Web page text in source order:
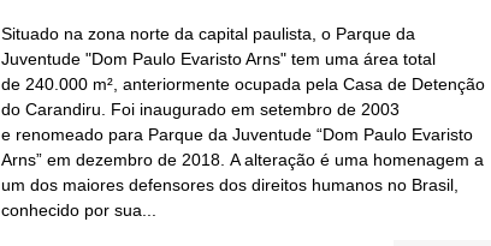
Situado na zona norte da capital paulista, o Parque da
Juventude "Dom Paulo Evaristo Arns" tem uma área total
de 240.000 m², anteriormente ocupada pela Casa de Detenção
do Carandiru. Foi inaugurado em setembro de 2003
e renomeado para Parque da Juventude “Dom Paulo Evaristo
Arns” em dezembro de 2018. A alteração é uma homenagem a
um dos maiores defensores dos direitos humanos no Brasil,
conhecido por sua...